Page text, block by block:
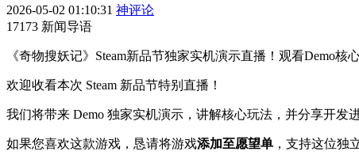
2026-05-02 01:10:31 神评论
17173 新闻导语
《奇物搜妖记》Steam新品节独家实机演示直播！观看Demo
欢迎收看本次 Steam 新品节特别直播！
我们将带来 Demo 独家实机演示，讲解核心玩法，并分享开发进
如果您喜欢这款游戏，恳请将游戏添加至愿望单 ，支持这位独